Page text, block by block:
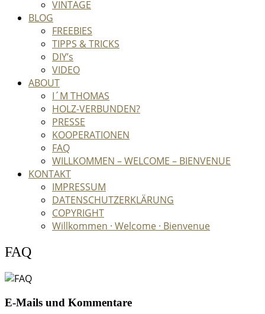
VINTAGE
BLOG
FREEBIES
TIPPS & TRICKS
DIY’s
VIDEO
ABOUT
I´M THOMAS
HOLZ-VERBUNDEN?
PRESSE
KOOPERATIONEN
FAQ
WILLKOMMEN – WELCOME – BIENVENUE
KONTAKT
IMPRESSUM
DATENSCHUTZERKLÄRUNG
COPYRIGHT
Willkommen · Welcome · Bienvenue
FAQ
E-Mails und Kommentare